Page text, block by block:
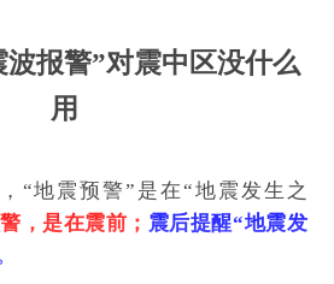
报警”对震中区没什么
用
“地震预警”是在“地震发生之
，是在震前； 震后提醒“地震发